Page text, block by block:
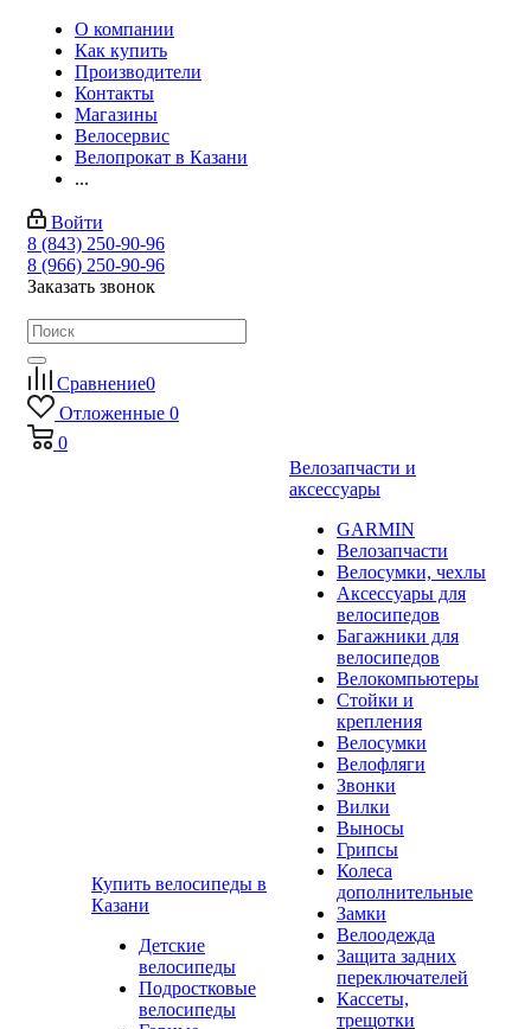
О компании
Как купить
Производители
Контакты
Магазины
Велосервис
Велопрокат в Казани
...
Войти
8 (843) 250-90-96
8 (966) 250-90-96
Заказать звонок
Сравнение0
Отложенные 0
0
Купить велосипеды в
Казани
Детские
велосипеды
Подростковые
велосипеды
Велозапчасти и
аксессуары
GARMIN
Велозапчасти
Велосумки, чехлы
Аксессуары для
велосипедов
Багажники для
велосипедов
Велокомпьютеры
Стойки и
крепления
Велосумки
Велофляги
Звонки
Вилки
Выносы
Грипсы
Колеса
дополнительные
Замки
Велоодежда
Защита задних
переключателей
Кассеты,
трещотки